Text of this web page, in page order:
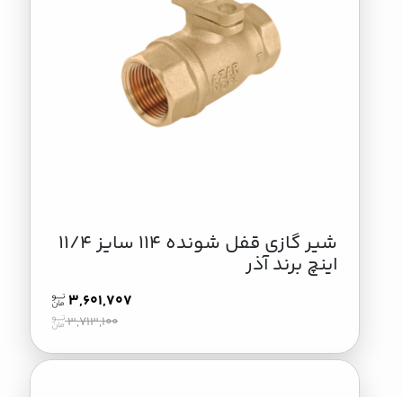
شیر گازی قفل شونده 114 سایز 11/4
اینچ برند آذر
3,601,707
3,713,100